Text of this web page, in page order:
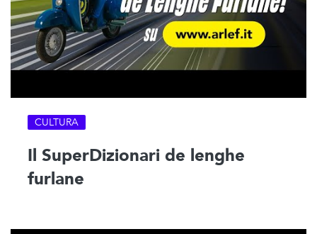
CULTURA
Il SuperDizionari de lenghe
furlane